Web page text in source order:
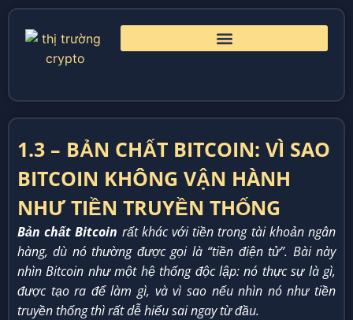
1.3 – BẢN CHẤT BITCOIN: VÌ SAO
BITCOIN KHÔNG VẬN HÀNH
NHƯ TIỀN TRUYỀN THỐNG
Bản chất Bitcoin rất khác với tiền trong tài khoản ngân
hàng, dù nó thường được gọi là “tiền điện tử”. Bài này
nhìn Bitcoin như một hệ thống độc lập: nó thực sự là gì,
được tạo ra để làm gì, và vì sao nếu nhìn nó như tiền
truyền thống thì rất dễ hiểu sai ngay từ đầu.